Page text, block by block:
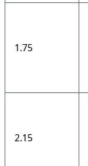
1.75
2.15